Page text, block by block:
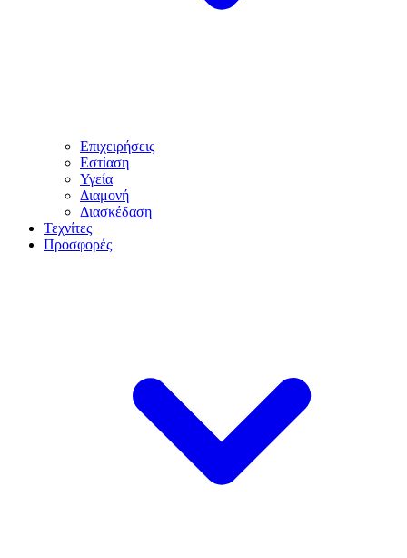
Επιχειρήσεις
Εστίαση
Υγεία
Διαμονή
Διασκέδαση
Τεχνίτες
Προσφορές